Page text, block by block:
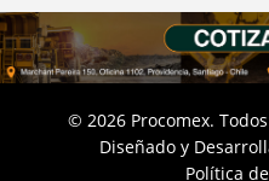
© 2026 Procomex.
Diseñado y
Política